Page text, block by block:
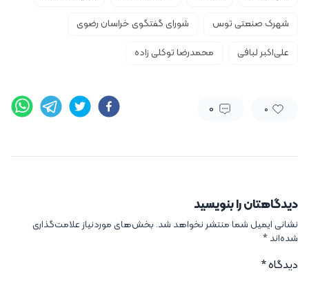
شهرک صنعتی توس
شورای گفتگوی خراسان رضوی
علی‌اکبر لبافی
محمدرضا توکلی زاده
0
0
دیدگاهتان را بنویسید
نشانی ایمیل شما منتشر نخواهد شد. بخش‌های موردنیاز علامت‌گذاری
شده‌اند*
دیدگاه*